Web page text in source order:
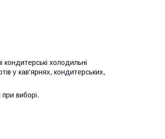
кондитерські холодильні
у кав'ярнях, кондитерських,
виборі.